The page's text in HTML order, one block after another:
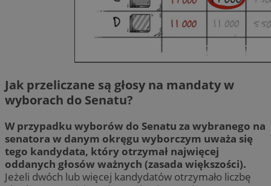
Jak przeliczane są głosy na mandaty w
wyborach do Senatu?
W przypadku wyborów do Senatu za wybranego na
senatora w danym okręgu wyborczym uważa się
tego kandydata, który otrzymał najwięcej
oddanych głosów ważnych (zasada większości).
Jeżeli dwóch lub więcej kandydatów otrzymało liczbę